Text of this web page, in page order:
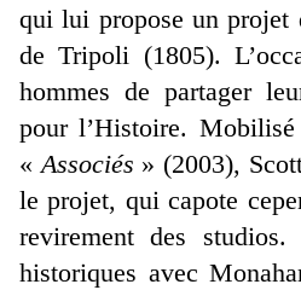
qui lui propose un projet
de Tripoli (1805).
hommes de partager
pour l’Histoire.
«Associés » (2003),
le projet, qui capote
revirement des studios.
historiques avec